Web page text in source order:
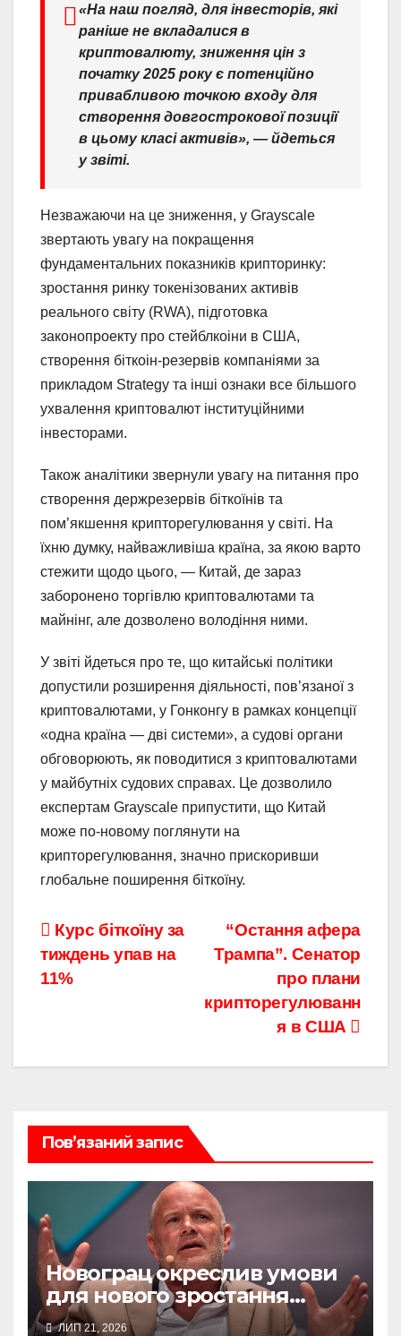
«На наш погляд, для інвесторів, які
раніше не вкладалися в
криптовалюту, зниження цін з
початку 2025 року є потенційно
привабливою точкою входу для
створення довгострокової позиції
в цьому класі активів», — йдеться
у звіті.
Незважаючи на це зниження, у Grayscale
звертають увагу на покращення
фундаментальних показників крипторинку:
зростання ринку токенізованих активів
реального світу (RWA), підготовка
законопроекту про стейблкоіни в США,
створення біткоін-резервів компаніями за
прикладом Strategy та інші ознаки все більшого
ухвалення криптовалют інституційними
інвесторами.
Також аналітики звернули увагу на питання про
створення держрезервів біткоїнів та
пом’якшення крипторегулювання у світі. На
їхню думку, найважливіша країна, за якою варто
стежити щодо цього, — Китай, де зараз
заборонено торгівлю криптовалютами та
майнінг, але дозволено володіння ними.
У звіті йдеться про те, що китайські політики
допустили розширення діяльності, пов’язаної з
криптовалютами, у Гонконгу в рамках концепції
«одна країна — дві системи», а судові органи
обговорюють, як поводитися з криптовалютами
у майбутніх судових справах. Це дозволило
експертам Grayscale припустити, що Китай
може по-новому поглянути на
крипторегулювання, значно прискоривши
глобальне поширення біткоїну.
Навігація
записів
“Остання афера
Трампа”. Сенатор
про плани
крипторегулюванн
я в США
Курс біткоїну за
тиждень упав на
11%
Пов’язаний запис
Новограц окреслив умови
для нового зростання
біткоїна
ЛИП 21, 2026